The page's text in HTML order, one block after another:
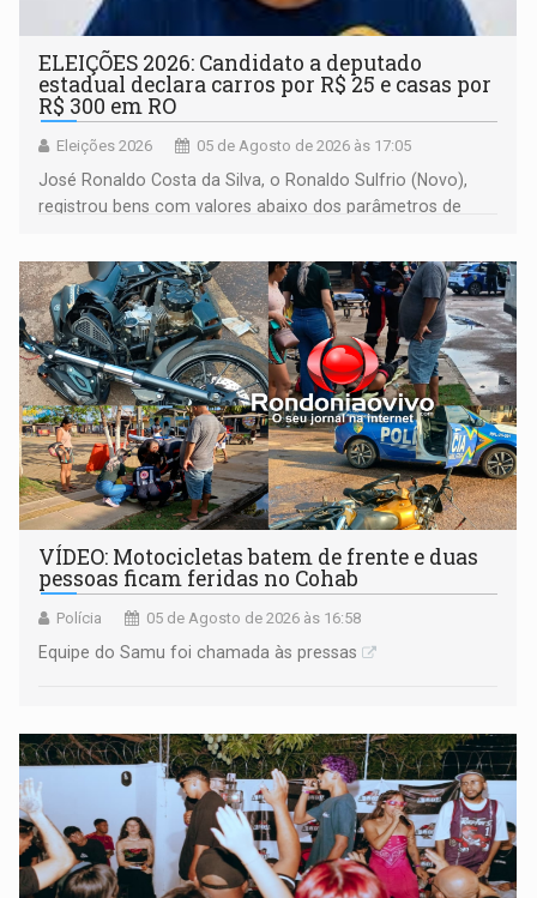
ELEIÇÕES 2026: Candidato a deputado
estadual declara carros por R$ 25 e casas por
R$ 300 em RO
Eleições 2026 05 de Agosto de 2026 às 17:05
José Ronaldo Costa da Silva, o Ronaldo Sulfrio (Novo),
registrou bens com valores abaixo dos parâmetros de
milhões
VÍDEO: Motocicletas batem de frente e duas
pessoas ficam feridas no Cohab
Polícia 05 de Agosto de 2026 às 16:58
Equipe do Samu foi chamada às pressas